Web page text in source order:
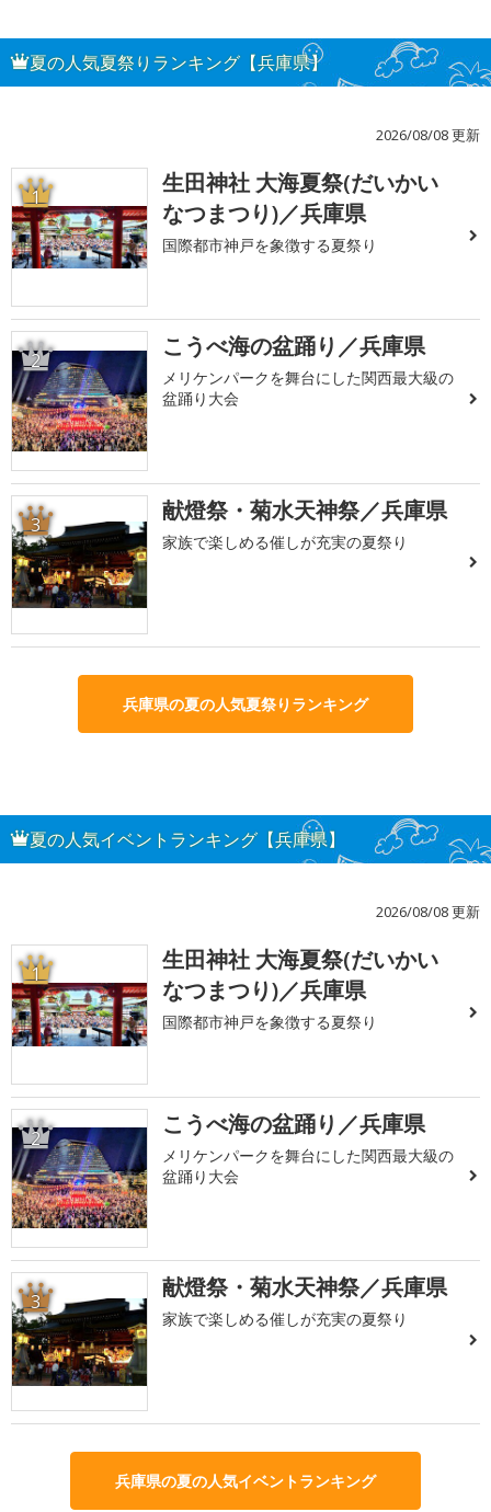
夏の人気夏祭りランキング【兵庫県】
2026/08/08 更新
1
生田神社 大海夏祭(だいかい
なつまつり)／兵庫県
国際都市神戸を象徴する夏祭り
2 こうべ海の盆踊り／兵庫県
メリケンパークを舞台にした関西最大級の
盆踊り大会
3 献燈祭・菊水天神祭／兵庫県
家族で楽しめる催しが充実の夏祭り
兵庫県の夏の人気夏祭りランキング
夏の人気イベントランキング【兵庫県】
2026/08/08 更新
1
生田神社 大海夏祭(だいかい
なつまつり)／兵庫県
国際都市神戸を象徴する夏祭り
2 こうべ海の盆踊り／兵庫県
メリケンパークを舞台にした関西最大級の
盆踊り大会
3 献燈祭・菊水天神祭／兵庫県
家族で楽しめる催しが充実の夏祭り
兵庫県の夏の人気イベントランキング